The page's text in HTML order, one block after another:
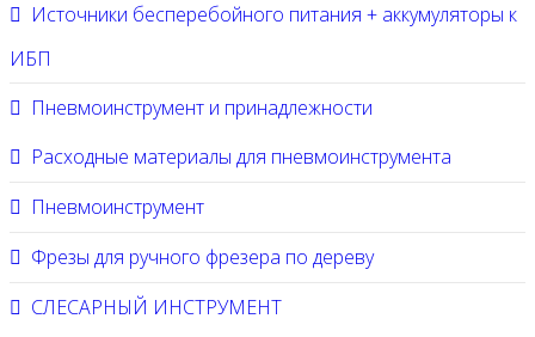
Источники бесперебойного питания + аккумуляторы к
ИБП
Пневмоинструмент и принадлежности
Расходные материалы для пневмоинструмента
Пневмоинструмент
Фрезы для ручного фрезера по дереву
СЛЕСАРНЫЙ ИНСТРУМЕНТ